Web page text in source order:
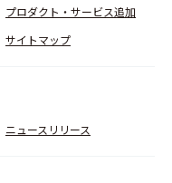
プロダクト・サービス追加
サイトマップ
ニュースリリース